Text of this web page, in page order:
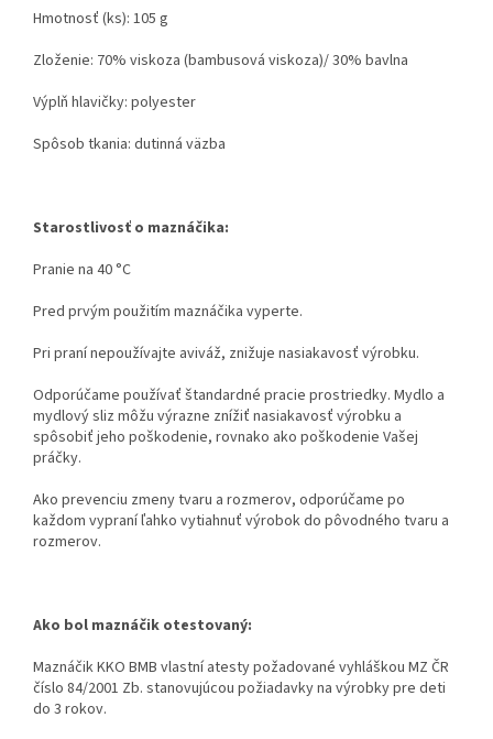
Hmotnosť (ks): 105 g
Zloženie: 70% viskoza (bambusová viskoza)/ 30% bavlna
Výplň hlavičky: polyester
Spôsob tkania: dutinná väzba
Starostlivosť o maznáčika:
Pranie na 40 °C
Pred prvým použitím maznáčika vyperte.
Pri praní nepoužívajte aviváž, znižuje nasiakavosť výrobku.
Odporúčame používať štandardné pracie prostriedky. Mydlo a
mydlový sliz môžu výrazne znížiť nasiakavosť výrobku a
spôsobiť jeho poškodenie, rovnako ako poškodenie Vašej
práčky.
Ako prevenciu zmeny tvaru a rozmerov, odporúčame po
každom vypraní ľahko vytiahnuť výrobok do pôvodného tvaru a
rozmerov.
Ako bol maznáčik otestovaný:
Maznáčik KKO BMB vlastní atesty požadované vyhláškou MZ ČR
číslo 84/2001 Zb. stanovujúcou požiadavky na výrobky pre deti
do 3 rokov.